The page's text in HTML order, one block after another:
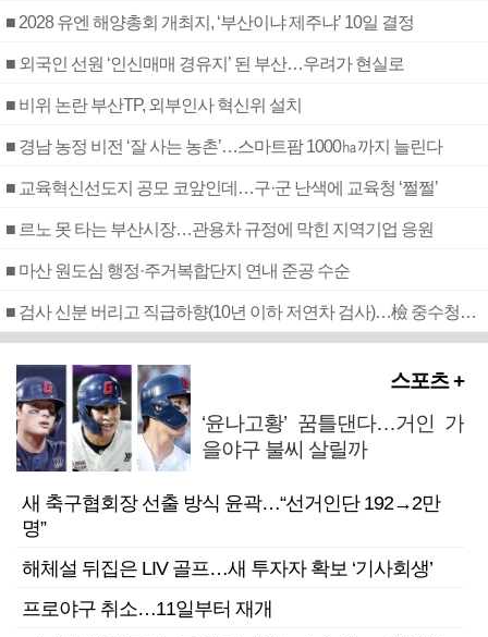
■ 2028 유엔 해양총회 개최지, ‘부산이냐 제주냐’ 10일 결정
■ 외국인 선원 ‘인신매매 경유지’ 된 부산…우려가 현실로
■ 비위 논란 부산TP, 외부인사 혁신위 설치
■ 경남 농정 비전 ‘잘 사는 농촌’…스마트팜 1000㏊까지 늘린다
■ 교육혁신선도지 공모 코앞인데…구·군 난색에 교육청 ‘쩔쩔’
■ 르노 못 타는 부산시장…관용차 규정에 막힌 지역기업 응원
■ 마산 원도심 행정·주거복합단지 연내 준공 수순
■ 검사 신분 버리고 직급하향(10년 이하 저연차 검사)…檢 중수청행 기피
스포츠 +
‘윤나고황’ 꿈틀댄다…거인 가
을야구 불씨 살릴까
새 축구협회장 선출 방식 윤곽…“선거인단 192→2만
명”
해체설 뒤집은 LIV 골프…새 투자자 확보 ‘기사회생’
프로야구 취소…11일부터 재개